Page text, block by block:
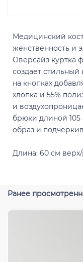
Медицинский
женственность и
Оверсайз куртка
создает
на кнопках
хлопка и 55%
и
брюки длиной
образ и
Длина: 60 ​​см
Ранее